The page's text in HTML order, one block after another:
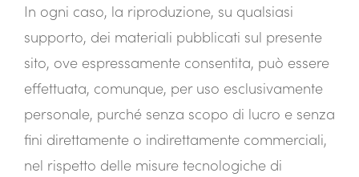
In ogni caso, la riproduzione, su qualsiasi
supporto, dei materiali pubblicati sul presente
sito, ove espressamente consentita, può essere
effettuata, comunque, per uso esclusivamente
personale, purché senza scopo di lucro e senza
fini direttamente o indirettamente commerciali,
nel rispetto delle misure tecnologiche di